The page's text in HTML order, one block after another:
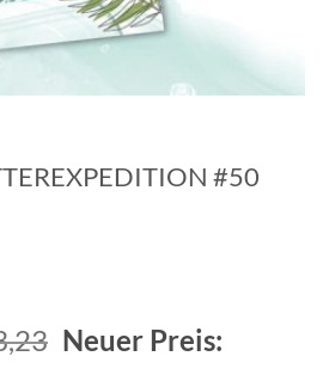
#50
Ursprünglicher
Neuer Preis: